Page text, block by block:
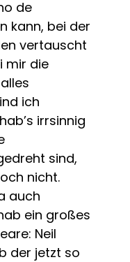
de
kann, bei der
vertauscht
mir die
ich
irrsinnig
sind,
nicht.
auch
ein großes
Neil
der jetzt so